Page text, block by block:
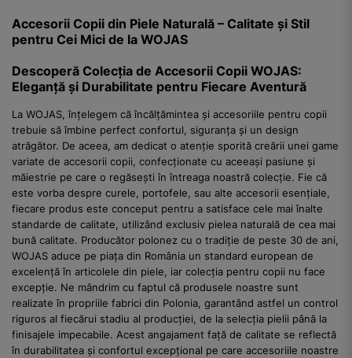
Accesorii Copii din Piele Naturală – Calitate și Stil
pentru Cei Mici de la WOJAS
Descoperă Colecția de Accesorii Copii WOJAS:
Eleganță și Durabilitate pentru Fiecare Aventură
La WOJAS, înțelegem că încălțămintea și accesoriile pentru copii
trebuie să îmbine perfect confortul, siguranța și un design
atrăgător. De aceea, am dedicat o atenție sporită creării unei game
variate de accesorii copii, confecționate cu aceeași pasiune și
măiestrie pe care o regăsești în întreaga noastră colecție. Fie că
este vorba despre curele, portofele, sau alte accesorii esențiale,
fiecare produs este conceput pentru a satisface cele mai înalte
standarde de calitate, utilizând exclusiv pielea naturală de cea mai
bună calitate. Producător polonez cu o tradiție de peste 30 de ani,
WOJAS aduce pe piața din România un standard european de
excelență în articolele din piele, iar colecția pentru copii nu face
excepție. Ne mândrim cu faptul că produsele noastre sunt
realizate în propriile fabrici din Polonia, garantând astfel un control
riguros al fiecărui stadiu al producției, de la selecția pielii până la
finisajele impecabile. Acest angajament față de calitate se reflectă
în durabilitatea și confortul excepțional pe care accesoriile noastre